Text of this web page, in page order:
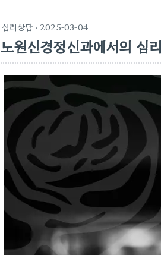
심리상담 · 2025-03-04
노원신경정신과에서의 심